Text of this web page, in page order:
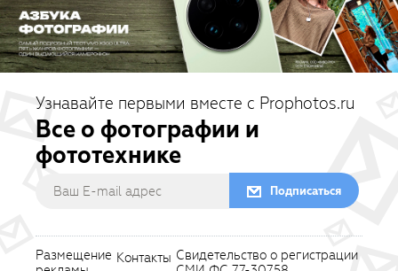
Узнавайте первыми вместе с Prophotos.ru
Все о фотографии и
фототехнике
Подписаться
Размещение Контакты Свидетельство о регистрации